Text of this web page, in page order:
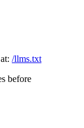
/llms.txt
before